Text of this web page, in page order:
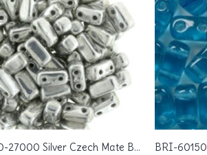
BRI-00030-27000 Silver Czech Mate Bricks 40 SPc.